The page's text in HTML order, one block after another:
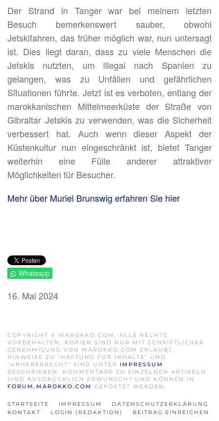
Der Strand in Tanger war bei meinem letzten
Besuch bemerkenswert sauber, obwohl
Jetskifahren, das früher möglich war, nun untersagt
ist. Dies liegt daran, dass zu viele Menschen die
Jetskis nutzten, um illegal nach Spanien zu
gelangen, was zu Unfällen und gefährlichen
Situationen führte. Jetzt ist es verboten, entlang der
marokkanischen Mittelmeerküste der Straße von
Gibraltar Jetskis zu verwenden, was die Sicherheit
verbessert hat. Auch wenn dieser Aspekt der
Küstenkultur nun eingeschränkt ist, bietet Tanger
weiterhin eine Fülle anderer attraktiver
Möglichkeiten für Besucher.
Mehr über Muriel Brunswig erfahren Sie hier
Whatsapp
16. Mai 2024
COPYRIGHT © MAROKKO.COM. ALLE RECHTE
VORBEHALTEN. KOPIEN SIND NUR MIT SCHRIFTLICHER
GENEHMIGUNG VON MAROKKO.COM ERLAUBT.
HINWEISE ZU "HAFTUNG FÜR INHALTE" UND
"URHEBERRECHT" SIND UNTER IMPRESSUM
BESCHRIEBEN. KOMMENTARE ZU EINZELNEN ARTIKELN
SIND AUSDRÜCKLICH ERWÜNSCHT UND KÖNNEN IN
FORUM.MAROKKO.COM GEPOSTET WERDEN.
STARTSEITE IMPRESSUM
DATENSCHUTZERKLÄRUNG
KONTAKT
LOGIN (REDAKTION) BEITRAG EINREICHEN